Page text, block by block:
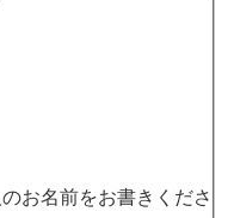
お名前をお書きくださ